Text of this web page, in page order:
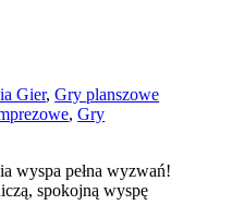
Gier,Gry planszowe
,Gry
wyspa pełna wyzwań!
spokojną wyspę